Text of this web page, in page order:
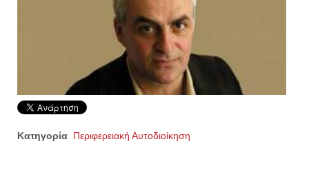
Κατηγορία Περιφερειακή Αυτοδιοίκηση